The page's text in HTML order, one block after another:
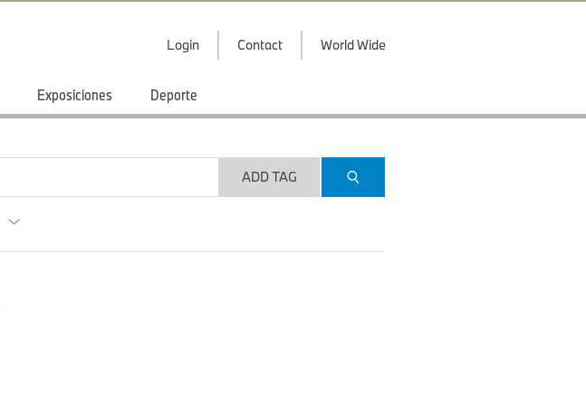
Login Contact World Wide
Exposiciones Deporte
ADD TAG